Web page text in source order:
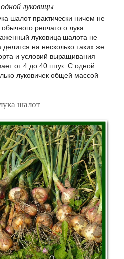
луковицы
шалот практически ничем не
репчатого лука.
луковица шалота не
на несколько таких же
и условий выращивания
от 4 до 40 штук. С одной
луковичек общей массой
шалот